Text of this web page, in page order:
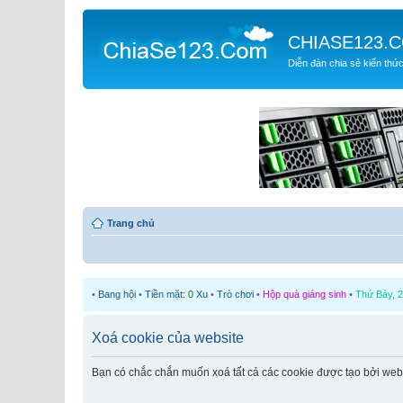
Diễn đàn chia sẻ kiến thức
Trang chủ
• Bang hội • Tiền mặt: 0 Xu • Trò chơi • Hộp quà giáng sinh • Thứ Bảy,
Xoá cookie của website
Bạn có chắc chắn muốn xoá tất cả các cookie được tạo bởi